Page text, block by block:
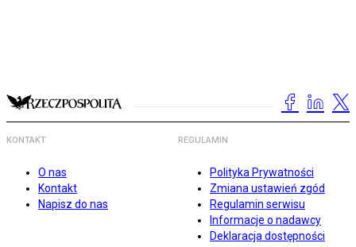
KONTAKT
O nas
Kontakt
Napisz do nas
REGULAMIN
Polityka Prywatności
Zmiana ustawień zgód
Regulamin serwisu
Informacje o nadawcy
Deklaracja dostępności